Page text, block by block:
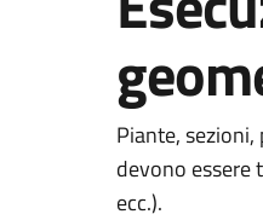
Piante,
devono essere
ecc.).